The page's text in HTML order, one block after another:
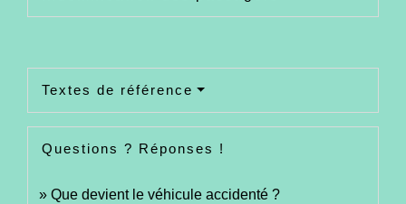
Textes de référence
Questions ? Réponses !
Que devient le véhicule accidenté ?